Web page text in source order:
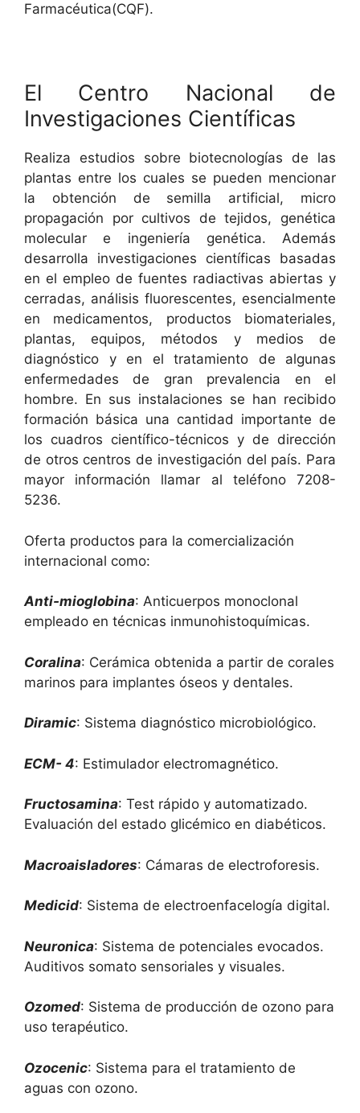
Farmacéutica(CQF).
El Centro Nacional de
Investigaciones Científicas
Realiza estudios sobre biotecnologías de las
plantas entre los cuales se pueden mencionar
la obtención de semilla artificial, micro
propagación por cultivos de tejidos, genética
molecular e ingeniería genética. Además
desarrolla investigaciones científicas basadas
en el empleo de fuentes radiactivas abiertas y
cerradas, análisis fluorescentes, esencialmente
en medicamentos, productos biomateriales,
plantas, equipos, métodos y medios de
diagnóstico y en el tratamiento de algunas
enfermedades de gran prevalencia en el
hombre. En sus instalaciones se han recibido
formación básica una cantidad importante de
los cuadros científico-técnicos y de dirección
de otros centros de investigación del país. Para
mayor información llamar al teléfono 7208-
5236.
Oferta productos para la comercialización
internacional como:
Anti-mioglobina: Anticuerpos monoclonal
empleado en técnicas inmunohistoquímicas.
Coralina: Cerámica obtenida a partir de corales
marinos para implantes óseos y dentales.
Diramic: Sistema diagnóstico microbiológico.
ECM- 4: Estimulador electromagnético.
Fructosamina: Test rápido y automatizado.
Evaluación del estado glicémico en diabéticos.
Macroaisladores: Cámaras de electroforesis.
Medicid: Sistema de electroenfacelogía digital.
Neuronica: Sistema de potenciales evocados.
Auditivos somato sensoriales y visuales.
Ozomed: Sistema de producción de ozono para
uso terapéutico.
Ozocenic: Sistema para el tratamiento de
aguas con ozono.